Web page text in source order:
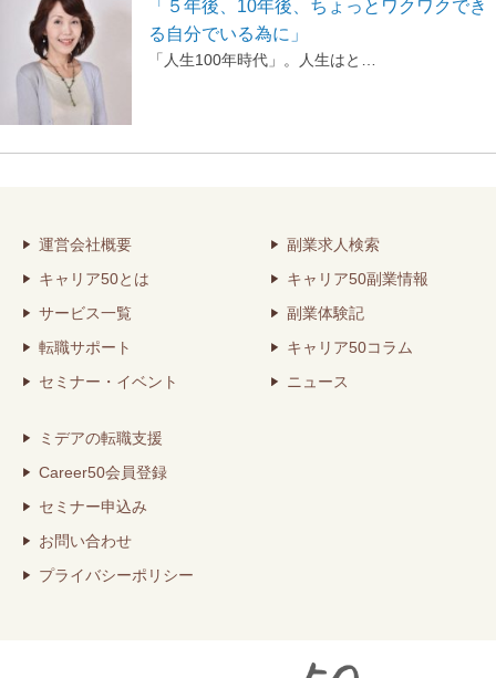
「５年後、10年後、ちょっとワクワクでき
る自分でいる為に」
「人生100年時代」。人生はと…
運営会社概要
キャリア50とは
サービス一覧
転職サポート
セミナー・イベント
副業求人検索
キャリア50副業情報
副業体験記
キャリア50コラム
ニュース
ミデアの転職支援
Career50会員登録
セミナー申込み
お問い合わせ
プライバシーポリシー